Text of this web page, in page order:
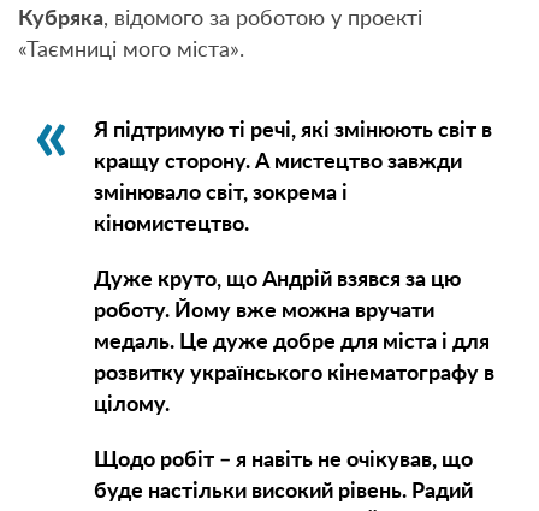
Кубряка, відомого за роботою у проекті
«Таємниці мого міста».
Я підтримую ті речі, які змінюють світ в
кращу сторону. А мистецтво завжди
змінювало світ, зокрема і
кіномистецтво.
Дуже круто, що Андрій взявся за цю
роботу. Йому вже можна вручати
медаль. Це дуже добре для міста і для
розвитку українського кінематографу в
цілому.
Щодо робіт – я навіть не очікував, що
буде настільки високий рівень. Радий